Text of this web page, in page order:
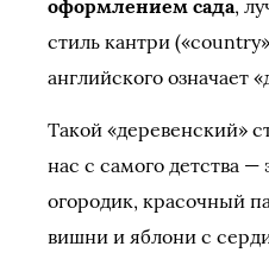
оформлением сада,
стиль кантри
английского означает
Такой «деревенский»
нас с самого детства
огородик, красочный
вишни и яблони с